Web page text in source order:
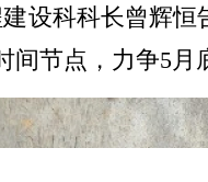
设科科长曾辉
节点，力争5